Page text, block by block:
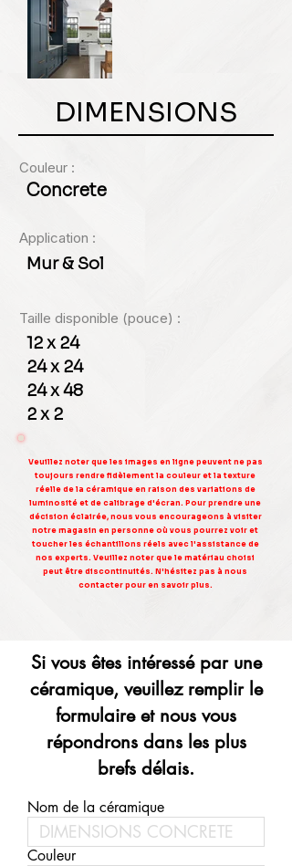
DIMENSIONS
Couleur :
Concrete
Application :
Mur & Sol
Taille disponible (pouce) :
12 x 24
24 x 24
24 x 48
2 x 2
Veuillez noter que les images en ligne peuvent ne pas
toujours rendre fidèlement la couleur et la texture
réelle de la céramique en raison des variations de
luminosité et de calibrage d'écran. Pour prendre une
décision éclairée, nous vous encourageons à visiter
notre magasin en personne où vous pourrez voir et
toucher les échantillons réels avec l'assistance de
nos experts. Veuillez noter que le matériau choisi
peut être discontinuités. N'hésitez pas à nous
contacter pour en savoir plus.
Si vous êtes intéressé par une
céramique, veuillez remplir le
formulaire et nous vous
répondrons dans les plus
brefs délais.
Nom de la céramique
Couleur